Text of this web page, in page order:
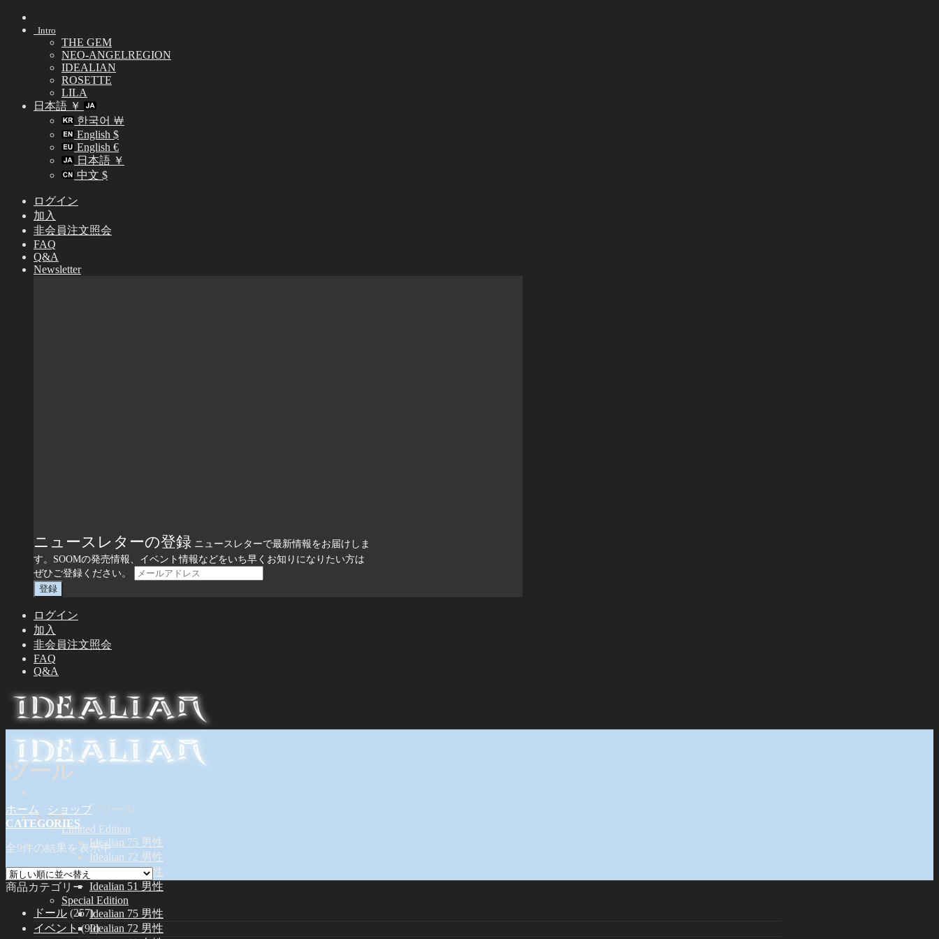
Skip
Intro
THE GEM
NEO-ANGELREGION
IDEALIAN
ROSETTE
LILA
日本語 ￥
한국어 ￦
English $
English €
日本語 ￥
中文 $
ログイン
加入
非会員注文照会
FAQ
Q&A
Newsletter
ニュースレターの登録 ニュースレターで最新情報をお届けしま
す。SOOMの発売情報、イベント情報などをいち早くお知りになりたい方は
ぜひご登録ください。
ログイン
加入
非会員注文照会
FAQ
Q&A
ドール
Limited Edition
Idealian 75 男性
Idealian 72 男性
Idealian 68 女性
Idealian 51 男性
Special Edition
Idealian 75 男性
Idealian 72 男性
ツール
ホーム ショップ
ツール
CATEGORIES
全9件の結果を表示中
商品カテゴリー
ドール (257)
イベント (90)